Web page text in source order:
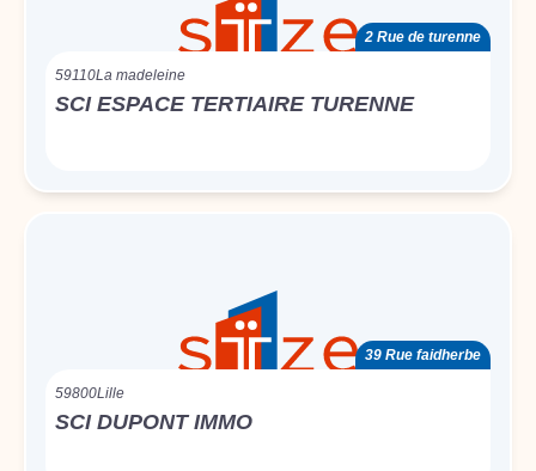
2 Rue de turenne
59110La madeleine
SCI ESPACE TERTIAIRE TURENNE
39 Rue faidherbe
59800Lille
SCI DUPONT IMMO